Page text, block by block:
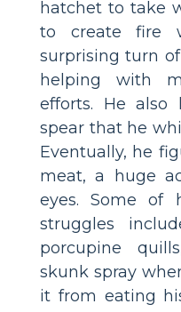
hatchet to take
to create fire
surprising turn
helping with
efforts. He
spear that he
Eventually, he
meat, a huge
eyes. Some of
struggles
porcupine
skunk spray
it from eating